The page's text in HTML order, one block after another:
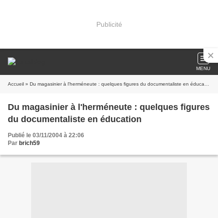
Publicité
MENU
Accueil » Du magasinier à l'herméneute : quelques figures du documentaliste en éducation
Du magasinier à l'herméneute : quelques figures
du documentaliste en éducation
Publié le 03/11/2004 à 22:06
Par brich59